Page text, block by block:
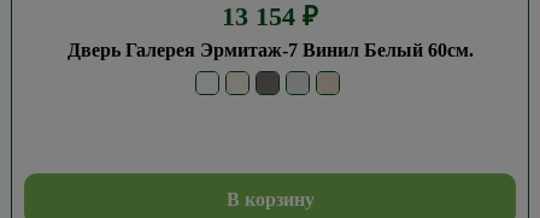
13 154 ₽
Дверь Галерея Эрмитаж-7 Винил Белый 60см.
В корзину